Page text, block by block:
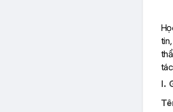
tin
I.